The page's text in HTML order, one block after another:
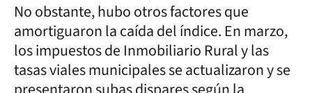
No obstante, hubo otros factores que
amortiguaron la caída del índice. En marzo,
los impuestos de Inmobiliario Rural y las
tasas viales municipales se actualizaron y se